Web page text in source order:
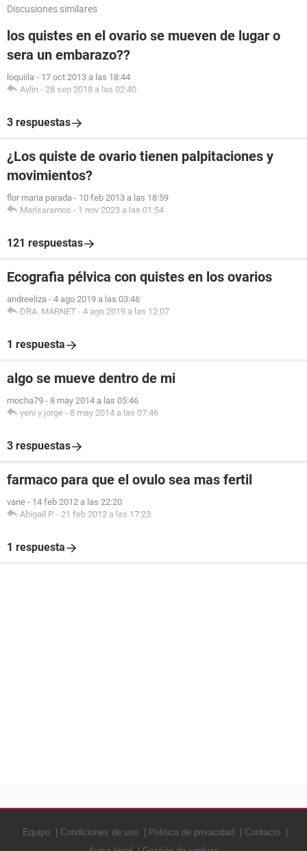
Discusiones similares
los quistes en el ovario se mueven de lugar o
sera un embarazo??
loquiila - 17 oct 2013 a las 18:44
Aylin - 28 sep 2018 a las 02:40
3 respuestas
¿Los quiste de ovario tienen palpitaciones y
movimientos?
flor maria parada - 10 feb 2013 a las 18:59
Marisaramos - 1 nov 2023 a las 01:54
121 respuestas
Ecografia pélvica con quistes en los ovarios
andreeliza - 4 ago 2019 a las 03:46
DRA. MARNET - 4 ago 2019 a las 12:07
1 respuesta
algo se mueve dentro de mi
mocha79 - 8 may 2014 a las 05:46
yeni y jorge - 8 may 2014 a las 07:46
3 respuestas
farmaco para que el ovulo sea mas fertil
vane - 14 feb 2012 a las 22:20
Abigail P. - 21 feb 2012 a las 17:23
1 respuesta
Equipo Condiciones de uso Política de privacidad
Contacto